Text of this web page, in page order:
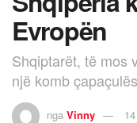
Evropën
Shqiptarët, të mos
një komb
nga Vinny